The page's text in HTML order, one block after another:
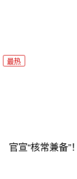
最热
官宣“核常兼备